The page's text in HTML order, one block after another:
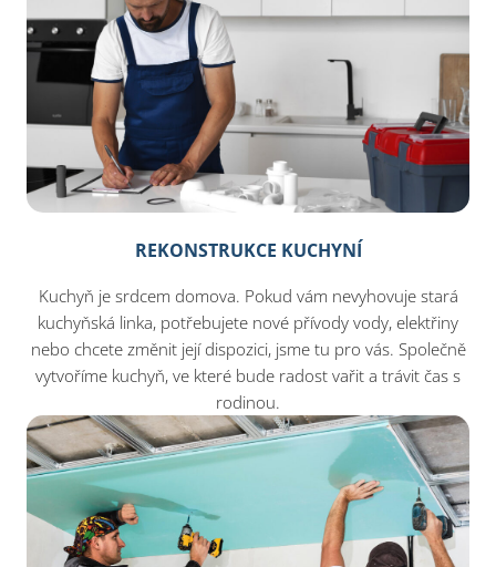
REKONSTRUKCE KUCHYNÍ
Kuchyň je srdcem domova. Pokud vám nevyhovuje stará
kuchyňská linka, potřebujete nové přívody vody, elektřiny
nebo chcete změnit její dispozici, jsme tu pro vás. Společně
vytvoříme kuchyň, ve které bude radost vařit a trávit čas s
rodinou.